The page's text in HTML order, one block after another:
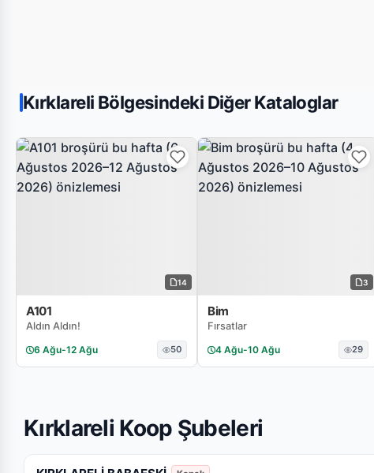
Kırklareli Bölgesindeki Diğer Kataloglar
14
A101
Aldın Aldın!
6 Ağu-12 Ağu 50
3
Bim
Fırsatlar
4 Ağu-10 Ağu 29
Kırklareli Koop Şubeleri